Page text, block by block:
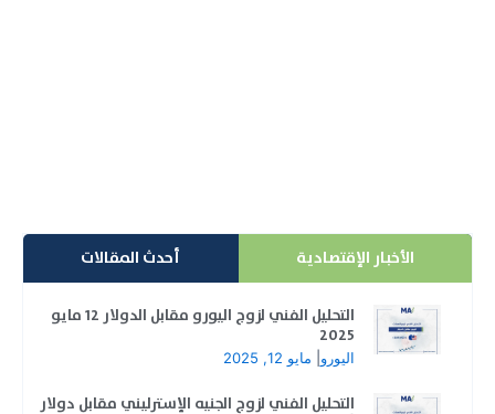
الأخبار الإقتصادية أحدث المقالات
التحليل الفني لزوج اليورو مقابل الدولار 12 مايو
2025
اليورو مايو 12, 2025
التحليل الفني لزوج الجنيه الإسترليني مقابل دولار